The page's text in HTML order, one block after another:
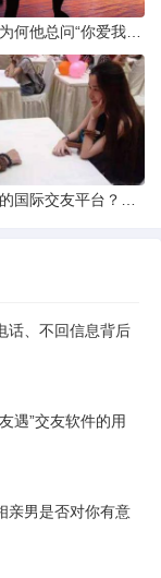
话、不回信息背后
遇”交友软件的用
亲男是否对你有意